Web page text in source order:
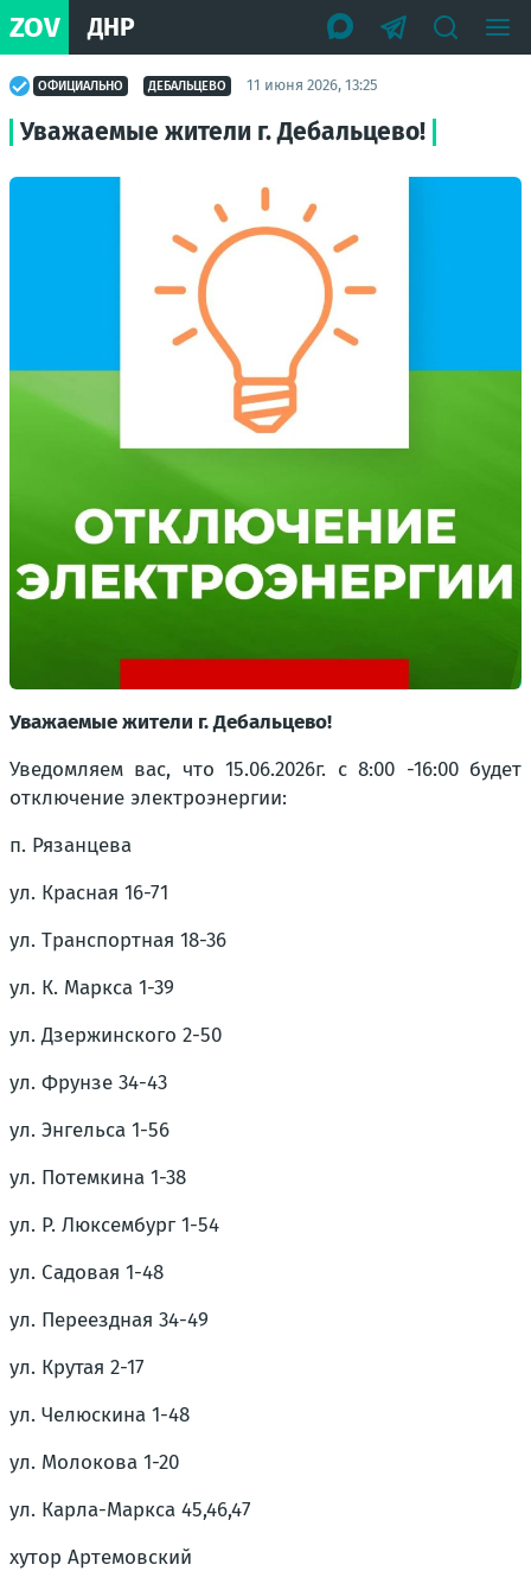
ZOV ДНР
ОФИЦИАЛЬНО ДЕБАЛЬЦЕВО 11 июня 2026, 13:25
Уважаемые жители г. Дебальцево!
Уважаемые жители г. Дебальцево!
Уведомляем вас, что 15.06.2026г. с 8:00 -16:00 будет
отключение электроэнергии:
п. Рязанцева
ул. Красная 16-71
ул. Транспортная 18-36
ул. К. Маркса 1-39
ул. Дзержинского 2-50
ул. Фрунзе 34-43
ул. Энгельса 1-56
ул. Потемкина 1-38
ул. Р. Люксембург 1-54
ул. Садовая 1-48
ул. Переездная 34-49
ул. Крутая 2-17
ул. Челюскина 1-48
ул. Молокова 1-20
ул. Карла-Маркса 45,46,47
хутор Артемовский